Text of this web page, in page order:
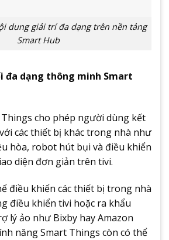
dung giải trí đa dạng trên nền tảng
Smart Hub
đa dạng thông minh Smart
cho phép người dùng kết
các thiết bị khác trong nhà như
hòa, robot hút bụi và điều khiển
diện đơn giản trên tivi.
điều khiển các thiết bị trong nhà
điều khiển tivi hoặc ra khẩu
lý ảo như Bixby hay Amazon
năng Smart Things còn có thể